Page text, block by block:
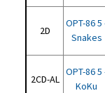
2D
OPT-86 5
Snakes
2CD-AL
OPT-86 5
KoKu